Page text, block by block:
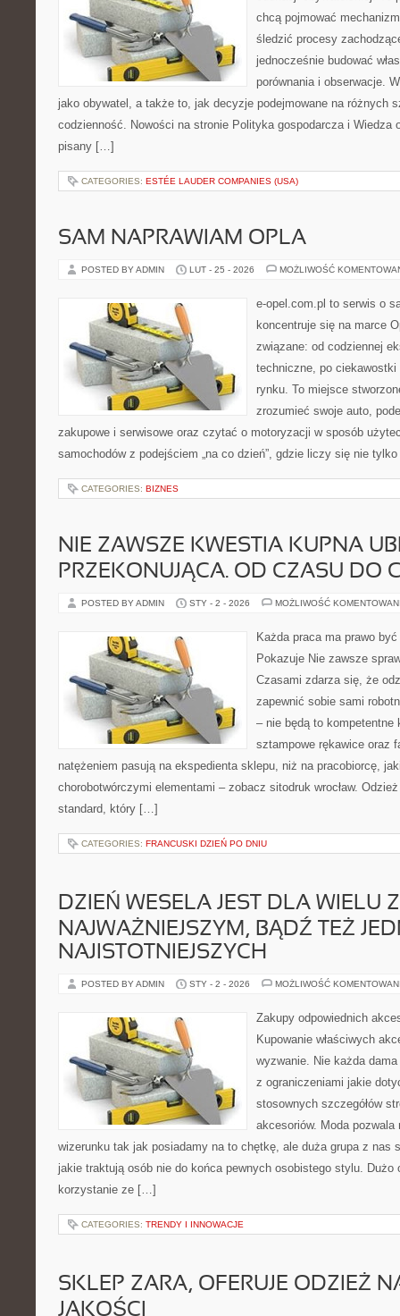
chcą pojmować
śledzić procesy
jednocześnie budować
porównania i obserwacje.
jako obywatel, a także to, jak decyzje podejmowane na różnych
codzienność. Nowości na stronie Polityka gospodarcza i Wiedza
pisany […]
CATEGORIES: ESTÉE LAUDER COMPANIES (USA)
SAM NAPRAWIAM OPLA
POSTED BY ADMIN LUT - 25 - 2026 MOŻLIWOŚĆ
e-opel.com.pl to serwis o
koncentruje się na marce
związane: od codziennej
techniczne, po
rynku. To miejsce
zrozumieć swoje auto,
zakupowe i serwisowe oraz czytać o motoryzacji w sposób
samochodów z podejściem „na co dzień”, gdzie liczy się nie
CATEGORIES: BIZNES
NIE ZAWSZE KWESTIA KUPNA
PRZEKONUJĄCA. OD CZASU DO
POSTED BY ADMIN STY - 2 - 2026 MOŻLIWOŚĆ
Każda praca ma prawo
Pokazuje Nie zawsze
Czasami zdarza się, że
zapewnić sobie sami
– nie będą to kompetentne
sztampowe rękawice oraz
natężeniem pasują na ekspedienta sklepu, niż na pracobiorcę,
chorobotwórczymi elementami – zobacz sitodruk wrocław.
standard, który […]
CATEGORIES: FRANCUSKI DZIEŃ PO DNIU
DZIEŃ WESELA JEST DLA WIELU
NAJWAŻNIEJSZYM, BĄDŹ TEŻ
NAJISTOTNIEJSZYCH
POSTED BY ADMIN STY - 2 - 2026 MOŻLIWOŚĆ
Zakupy odpowiednich
Kupowanie właściwych
wyzwanie. Nie każda
z ograniczeniami jakie
stosownych szczegółów
akcesoriów. Moda pozwala
wizerunku tak jak posiadamy na to chętkę, ale duża grupa z nas
jakie traktują osób nie do końca pewnych osobistego stylu. Dużo
korzystanie ze […]
CATEGORIES: TRENDY I INNOWACJE
SKLEP ZARA, OFERUJE ODZIEŻ
JAKOŚCI